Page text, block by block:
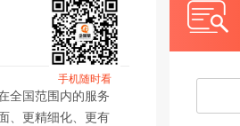
手机随时看
全国范围内的服务
、更精细化、更有